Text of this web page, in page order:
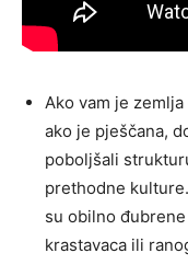
Ako vam je
ako je pješčana,
poboljšali
prethodne
su obilno
krastavaca ili